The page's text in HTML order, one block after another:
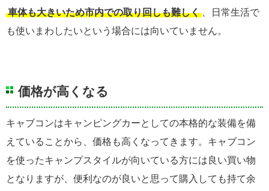
車体も大きいため市内での取り回しも難しく 、日常生活で
も使いまわしたいという場合には向いていません。
価格が高くなる
キャブコンはキャンピングカーとしての本格的な装備を備
えていることから、価格も高くなってきます。キャブコン
を使ったキャンプスタイルが向いている方には良い買い物
となりますが、便利なのが良いと思って購入しても持て余